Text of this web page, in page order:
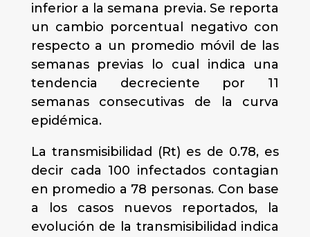
inferior a la semana previa. Se reporta
un cambio porcentual negativo con
respecto a un promedio móvil de las
semanas previas lo cual indica una
tendencia decreciente por 11
semanas consecutivas de la curva
epidémica.
La transmisibilidad (Rt) es de 0.78, es
decir cada 100 infectados contagian
en promedio a 78 personas. Con base
a los casos nuevos reportados, la
evolución de la transmisibilidad indica